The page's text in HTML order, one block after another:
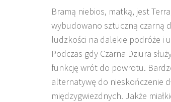
Bramą niebios, matką, jest
wybudowano sztuczną czarną
ludzkości na dalekie podróże i
Podczas gdy Czarna Dziura
funkcję wrót do powrotu.
alternatywę do nieskończenie
międzygwiezdnych. Jakże